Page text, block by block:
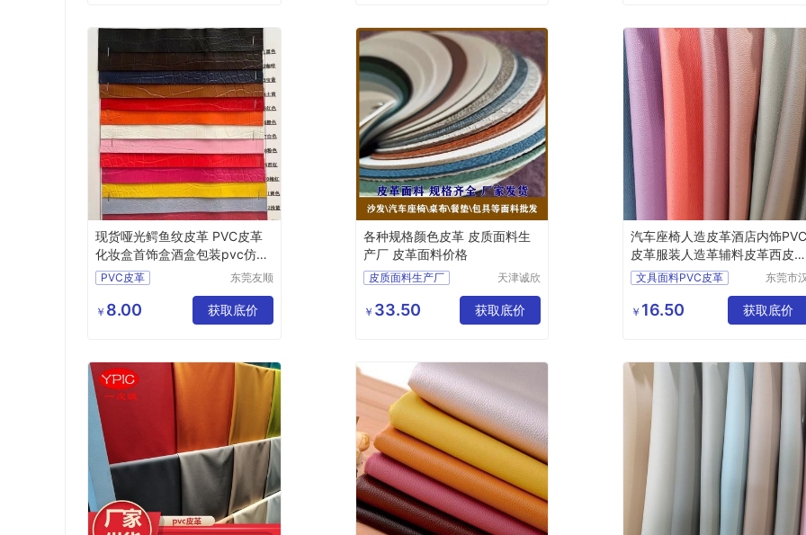
现货哑光鳄鱼纹皮革 PVC皮革
化妆盒首饰盒酒盒包装pvc仿皮
革PVC皮革
化妆盒PVC皮革
东莞友顺
限公司
￥ 8.00 获取底价
各种规格颜色皮革 皮质面料生
产厂 皮革面料价格
皮质面料生产厂
皮革面料价格
天津诚欣
有限公司
￥ 33.50 获取底价
汽车座椅人造皮革酒店内饰PVC
皮革服装人造革辅料皮革西皮
一皮诚
文具面料PVC皮革
PVC皮革批发
东莞市汉
限公司
￥ 16.50 获取底价